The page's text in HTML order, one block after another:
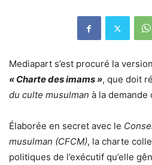
Mediapart s’est procuré la
« Charte des imams », que doit
du culte musulman à la demande
Élaborée en secret avec le
musulman (CFCM), la charte
politiques de l’exécutif qu’elle